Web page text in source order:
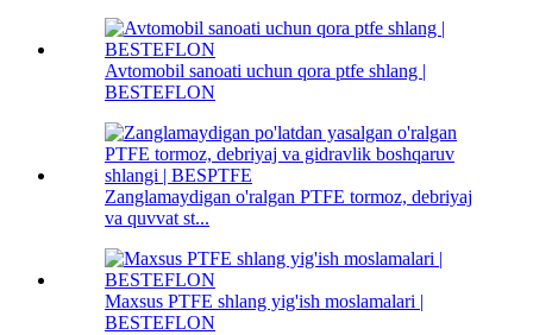
Avtomobil sanoati uchun qora ptfe shlang |
BESTEFLON
Zanglamaydigan o'ralgan PTFE tormoz, debriyaj
va quvvat st...
Maxsus PTFE shlang yig'ish moslamalari |
BESTEFLON